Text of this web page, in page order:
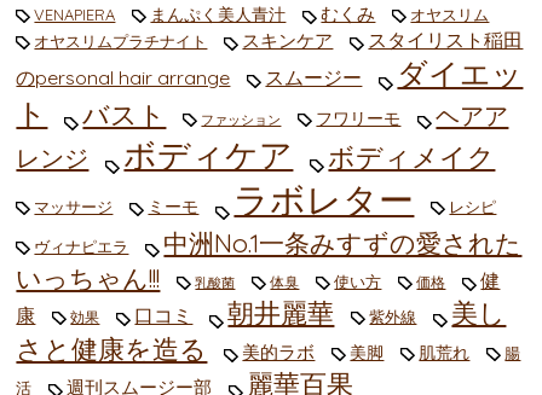
VENAPIERA まんぷく美人青汁 むくみ
オヤスリム
オヤスリムプラチナイト
スキンケア
スタイリスト稲田
のpersonal hair arrange
スムージー
ダイエッ
ト
バスト ファッション フワリーモ
ヘアア
レンジ
ボディケア ボディメイク
マッサージ ミーモ ラボレター レシピ
ヴィナピエラ
中洲No.1一条みすずの愛された
いっちゃん!!!
乳酸菌 体臭 使い方 価格
健
康
効果 口コミ 朝井麗華 紫外線
美し
さと健康を造る
美的ラボ 美脚 肌荒れ
腸
活
週刊スムージー部 麗華百果